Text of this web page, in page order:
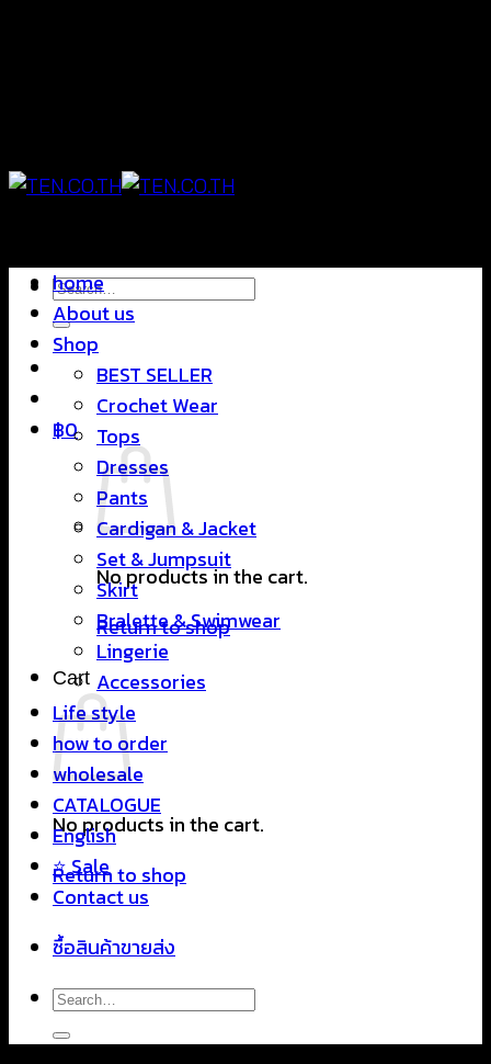
Search
for:
฿0
No products in the cart.
Return to shop
Cart
No products in the cart.
Return to shop
home
About us
Shop
BEST SELLER
Crochet Wear
Tops
Dresses
Pants
Cardigan & Jacket
Set & Jumpsuit
Skirt
Bralette & Swimwear
Lingerie
Accessories
Life style
how to order
wholesale
CATALOGUE
English
⭐ Sale
Contact us
ซื้อสินค้าขายส่ง
Search
for: